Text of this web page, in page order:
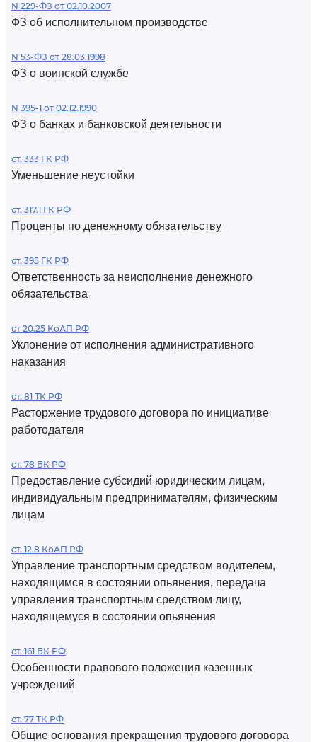
N 229-ФЗ от 02.10.2007
ФЗ об исполнительном производстве
N 53-ФЗ от 28.03.1998
ФЗ о воинской службе
N 395-1 от 02.12.1990
ФЗ о банках и банковской деятельности
ст. 333 ГК РФ
Уменьшение неустойки
ст. 317.1 ГК РФ
Проценты по денежному обязательству
ст. 395 ГК РФ
Ответственность за неисполнение денежного
обязательства
ст 20.25 КоАП РФ
Уклонение от исполнения административного
наказания
ст. 81 ТК РФ
Расторжение трудового договора по инициативе
работодателя
ст. 78 БК РФ
Предоставление субсидий юридическим лицам,
индивидуальным предпринимателям, физическим
лицам
ст. 12.8 КоАП РФ
Управление транспортным средством водителем,
находящимся в состоянии опьянения, передача
управления транспортным средством лицу,
находящемуся в состоянии опьянения
ст. 161 БК РФ
Особенности правового положения казенных
учреждений
ст. 77 ТК РФ
Общие основания прекращения трудового договора